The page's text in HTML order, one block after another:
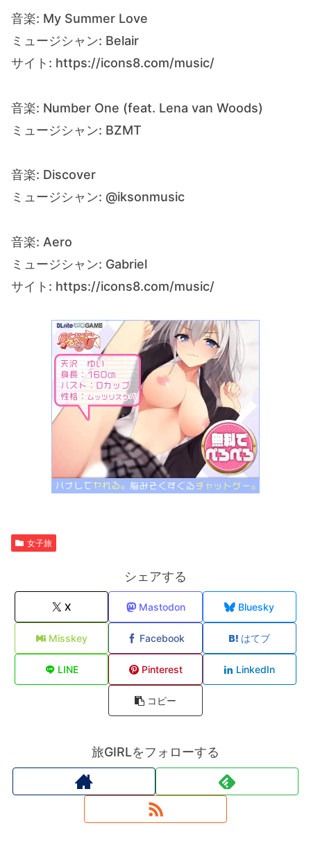
音楽: My Summer Love
ミュージシャン: Belair
サイト: https://icons8.com/music/
音楽: Number One (feat. Lena van Woods)
ミュージシャン: BZMT
音楽: Discover
ミュージシャン: @iksonmusic
音楽: Aero
ミュージシャン: Gabriel
サイト: https://icons8.com/music/
女子旅
シェアする
X Mastodon Bluesky
Misskey Facebook はてブ
LINE Pinterest LinkedIn
コピー
旅GIRLをフォローする